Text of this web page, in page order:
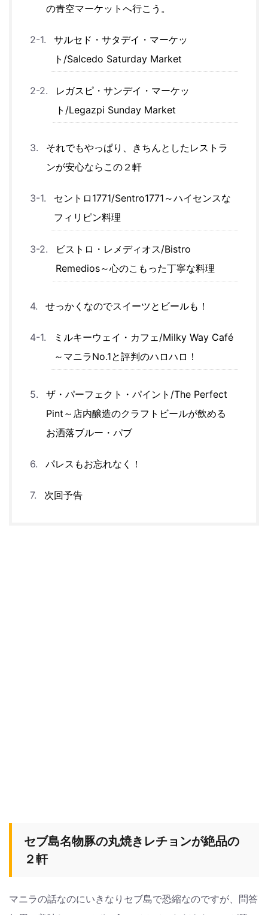
の青空マーケットへ行こう。
サルセド・サタデイ・マーケッ
ト/Salcedo Saturday Market
レガスピ・サンデイ・マーケッ
ト/Legazpi Sunday Market
それでもやっぱり、きちんとしたレストラ
ンが安心ならこの２軒
セントロ1771/Sentro1771～ハイセンスな
フィリピン料理
ビストロ・レメディオス/Bistro
Remedios～心のこもった丁寧な料理
せっかくなのでスイーツとビールも！
ミルキーウェイ・カフェ/Milky Way Café
～マニラNo.1と評判のハロハロ！
ザ・パーフェクト・パイント/The Perfect
Pint～店内醸造のクラフトビールが飲める
お洒落ブルー・パブ
パレスもお忘れなく！
次回予告
セブ島名物豚の丸焼きレチョンが絶品の
２軒
マニラの話なのにいきなりセブ島で恐縮なのですが、問答